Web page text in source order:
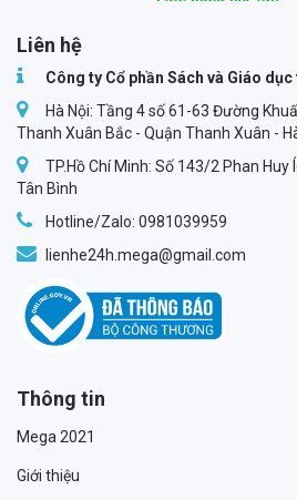
Liên hệ
Công ty Cổ phần Sách và Giáo
Hà Nội: Tầng 4 số 61-63 Đường
Thanh Xuân Bắc - Quận Thanh Xuân -
TP.Hồ Chí Minh: Số 143/2 Phan Huy
Tân Bình
Hotline/Zalo: 0981039959
lienhe24h.mega@gmail.com
Thông tin
Mega 2021
Giới thiệu